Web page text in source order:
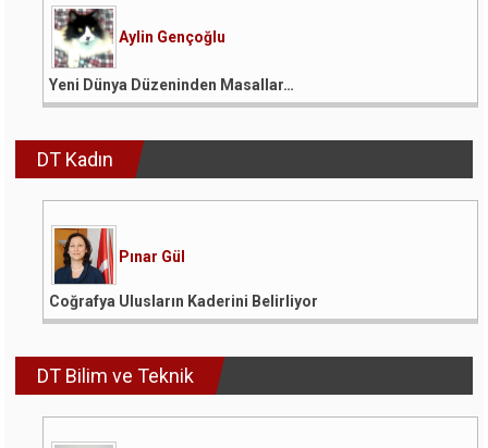
Aylin Gençoğlu
Yeni Dünya Düzeninden Masallar…
DT Kadın
Pınar Gül
Coğrafya Ulusların Kaderini Belirliyor
DT Bilim ve Teknik